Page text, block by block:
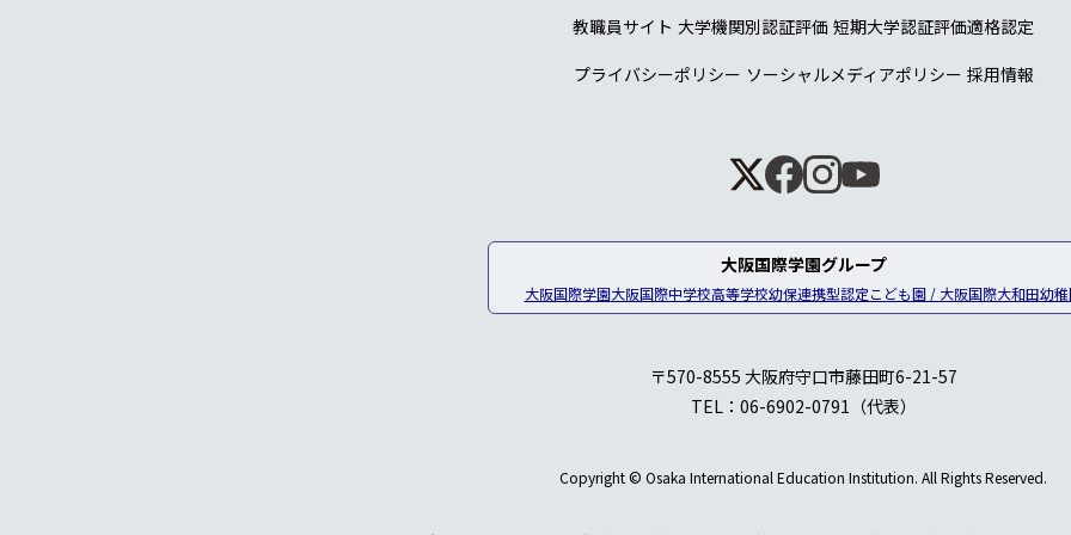
教職員サイト 大学機関別認証評価 短期大学認証評価適格認定
プライバシーポリシー ソーシャルメディアポリシー 採用情報
大阪国際学園グループ
大阪国際学園大阪国際中学校高等学校幼保連携型認定こども園 / 大阪国際大和田幼
〒570-8555 大阪府守口市藤田町6-21-57
TEL：06-6902-0791（代表）
Copyright © Osaka International Education Institution. All Rights Reserved.